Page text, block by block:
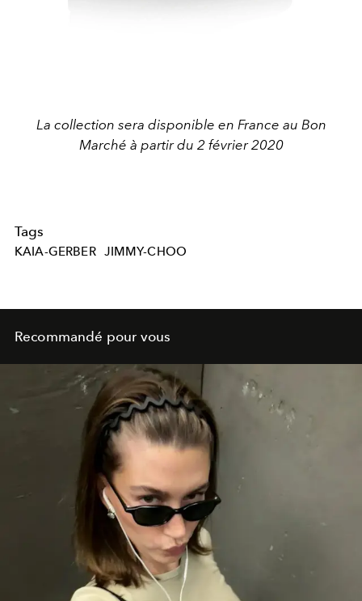
La collection sera disponible en France au Bon
Marché à partir du 2 février 2020
Tags
KAIA-GERBER JIMMY-CHOO
Recommandé pour vous